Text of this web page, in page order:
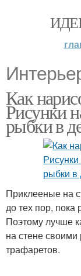
Как
Рисунки
рыбки в
Приклееные на
до тех пор, пока
Поэтому лучше
на стене
трафаретов.